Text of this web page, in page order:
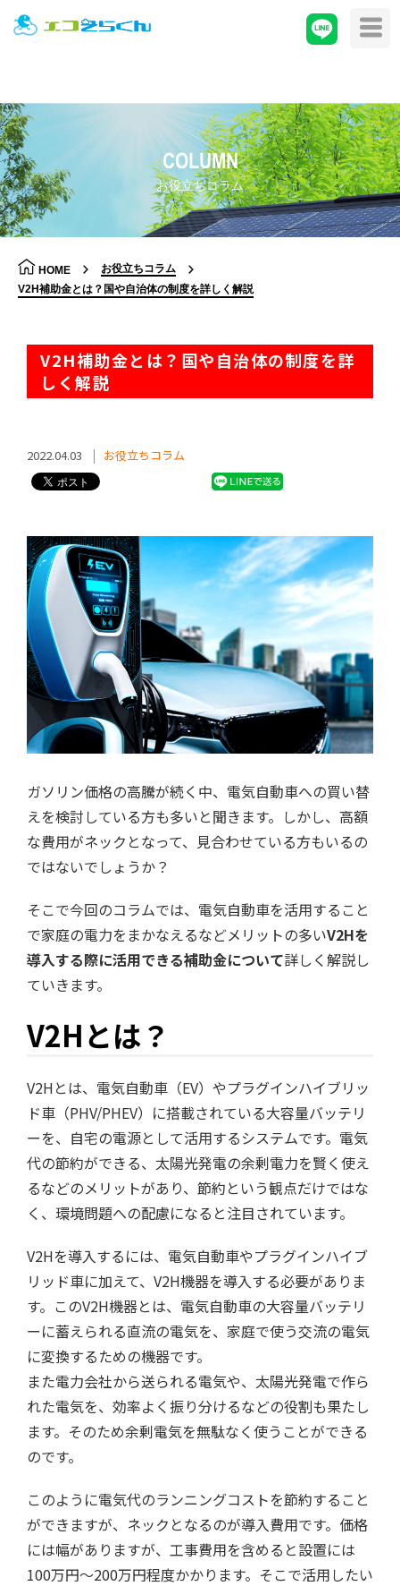
COLUMN
お役立ちコラム
HOME
お役立ちコラム
V2H補助金とは？国や自治体の制度を詳しく解説
V2H補助金とは？国や自治体の制度を詳
しく解説
2022.04.03 お役立ちコラム
ガソリン価格の高騰が続く中、電気自動車への買い替
えを検討している方も多いと聞きます。しかし、高額
な費用がネックとなって、見合わせている方もいるの
ではないでしょうか？
そこで今回のコラムでは、電気自動車を活用すること
で家庭の電力をまかなえるなどメリットの多いV2Hを
導入する際に活用できる補助金について詳しく解説し
ていきます。
V2Hとは？
V2Hとは、電気自動車（EV）やプラグインハイブリッ
ド車（PHV/PHEV）に搭載されている大容量バッテリ
ーを、自宅の電源として活用するシステムです。電気
代の節約ができる、太陽光発電の余剰電力を賢く使え
るなどのメリットがあり、節約という観点だけではな
く、環境問題への配慮になると注目されています。
V2Hを導入するには、電気自動車やプラグインハイブ
リッド車に加えて、V2H機器を導入する必要がありま
す。このV2H機器とは、電気自動車の大容量バッテリ
ーに蓄えられる直流の電気を、家庭で使う交流の電気
に変換するための機器です。
また電力会社から送られる電気や、太陽光発電で作ら
れた電気を、効率よく振り分けるなどの役割も果たし
ます。そのため余剰電気を無駄なく使うことができる
のです。
このように電気代のランニングコストを節約すること
ができますが、ネックとなるのが導入費用です。価格
には幅がありますが、工事費用を含めると設置には
100万円〜200万円程度かかります。そこで活用したい